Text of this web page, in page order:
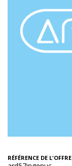
RÉFÉRENCE DE L'OFFRE